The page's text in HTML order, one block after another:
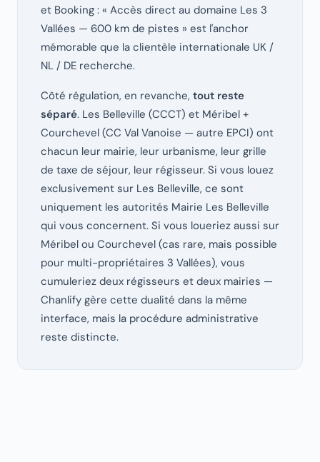
et Booking : « Accès direct au domaine Les 3
Vallées — 600 km de pistes » est l'anchor
mémorable que la clientèle internationale UK /
NL / DE recherche.
Côté régulation, en revanche, tout reste
séparé. Les Belleville (CCCT) et Méribel +
Courchevel (CC Val Vanoise — autre EPCI) ont
chacun leur mairie, leur urbanisme, leur grille
de taxe de séjour, leur régisseur. Si vous louez
exclusivement sur Les Belleville, ce sont
uniquement les autorités Mairie Les Belleville
qui vous concernent. Si vous loueriez aussi sur
Méribel ou Courchevel (cas rare, mais possible
pour multi-propriétaires 3 Vallées), vous
cumuleriez deux régisseurs et deux mairies —
Chanlify gère cette dualité dans la même
interface, mais la procédure administrative
reste distincte.